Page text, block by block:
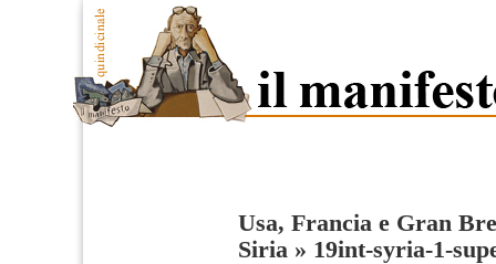
Usa, Francia e Gran
Siria » 19int-syria-1-